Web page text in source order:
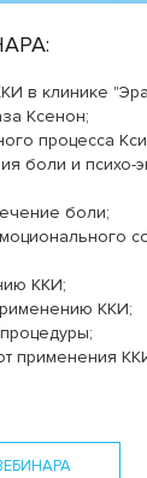
в клинике
Ксенон;
процесса
боли и психо-
боли;
ККИ;
ККИ;
применения